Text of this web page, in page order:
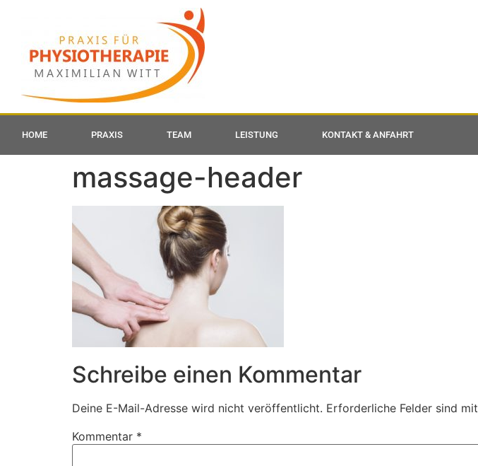
HOME PRAXIS TEAM LEISTUNG KONTAKT & ANFAHRT
massage-header
Schreibe einen Kommentar
Deine E-Mail-Adresse wird nicht veröffentlicht. Erforderliche Felder sind mit
Kommentar *